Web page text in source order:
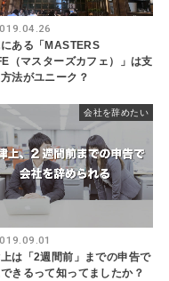
ある「MASTERS
（マスターズカフェ）」は支
法がユニーク？
会社を辞めたい
は「2週間前」までの申告で
きるって知ってましたか？